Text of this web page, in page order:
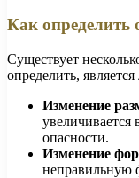
Как определить
Существует
определить,
Изменение
увеличивается
опасности.
Изменение
неправильную